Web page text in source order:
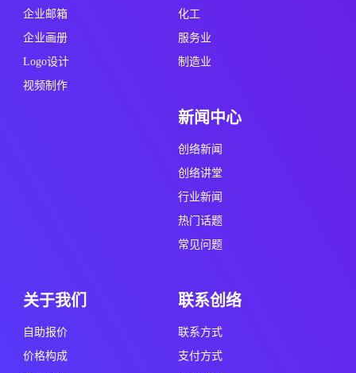
企业邮箱
企业画册
Logo设计
视频制作
化工
服务业
制造业
新闻中心
创络新闻
创络讲堂
行业新闻
热门话题
常见问题
关于我们
自助报价
价格构成
联系创络
联系方式
支付方式